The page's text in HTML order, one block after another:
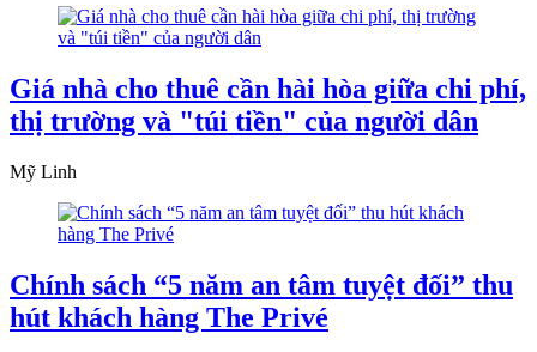
Giá nhà cho thuê cần hài hòa giữa chi phí,
thị trường và "túi tiền" của người dân
Mỹ Linh
Chính sách “5 năm an tâm tuyệt đối” thu
hút khách hàng The Privé